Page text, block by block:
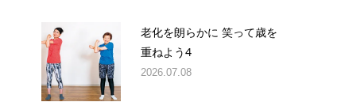
老化を朗らかに 笑って歳を
重ねよう4
2026.07.08